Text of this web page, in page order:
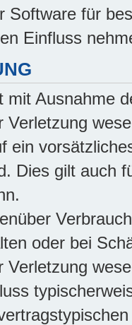
Software für
Einfluss
mit Ausnahme
Verletzung
ein
Dies gilt auch
oder bei
Verletzung